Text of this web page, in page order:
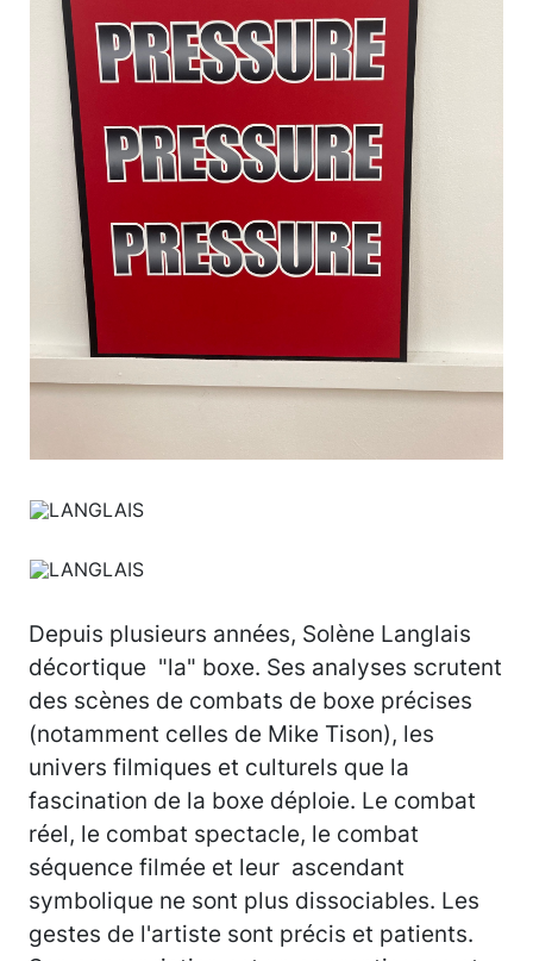
Depuis plusieurs années, Solène Langlais
décortique "la" boxe. Ses analyses scrutent
des scènes de combats de boxe précises
(notamment celles de Mike Tison), les
univers filmiques et culturels que la
fascination de la boxe déploie. Le combat
réel, le combat spectacle, le combat
séquence filmée et leur ascendant
symbolique ne sont plus dissociables. Les
gestes de l'artiste sont précis et patients.